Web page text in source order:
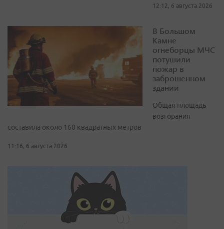
12:12, 6 августа 2026
В Большом
Камне
огнеборцы МЧС
потушили
пожар в
заброшенном
здании
Общая площадь
возгорания
составила около 160 квадратных метров
11:16, 6 августа 2026